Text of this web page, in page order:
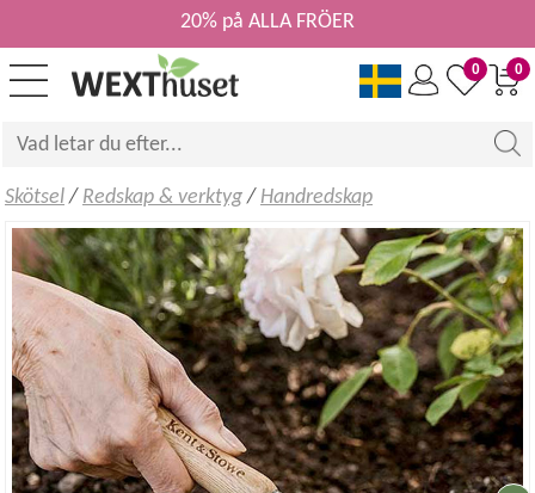
0
0
20% på ALLA FRÖER
Skötsel/ Redskap & verktyg/ Handredskap